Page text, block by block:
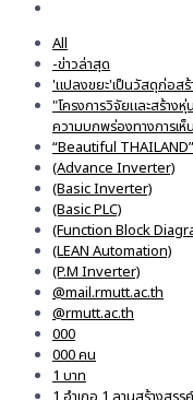
All
-ข่าวล่าสุด
'แปลงขยะ'เป็นวัสดุก่อสร้
"โครงการวิจัยและสร้าง
ความบกพร่องทางการเห็
“Beautiful THAILAND”
(Advance Inverter)
(Basic Inverter)
(Basic PLC)
(Function Block
(LEAN Automation)
(P.M Inverter)
@mail.rmutt.ac.th
@rmutt.ac.th
000
000 คน
1 บาท